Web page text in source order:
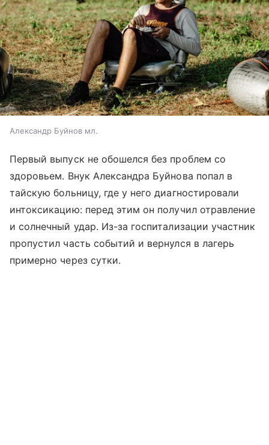
Александр Буйнов мл.
Первый выпуск не обошелся без проблем со
здоровьем. Внук Александра Буйнова попал в
тайскую больницу, где у него диагностировали
интоксикацию: перед этим он получил отравление
и солнечный удар. Из-за госпитализации участник
пропустил часть событий и вернулся в лагерь
примерно через сутки.